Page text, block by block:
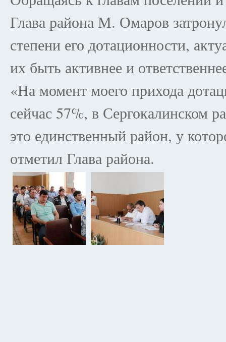
Глава района М. Омаров
степени его дотационности,
их быть активнее и
«На момент моего прихода
сейчас 57%, в Сергокалинском
это единственный район, у
отметил Глава района.